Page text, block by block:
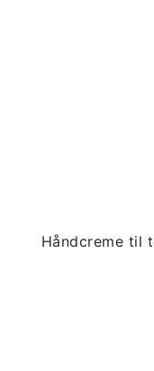
Håndcreme til